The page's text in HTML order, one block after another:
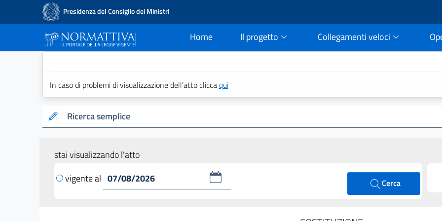
Presidenza del Consiglio dei Ministri
Home
current Il progetto Collegamenti veloci
In caso di problemi di visualizzazione dell’atto cliccaqui
Ricerca semplice
stai visualizzando l'atto
vigente al
Cerca